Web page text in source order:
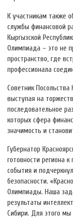
К участникам также
службы финансовой
Кыргызской
Олимпиада – это не
пространство, где
профессионала
Советник Посольства
выступая на
последовательное
которых сфера
значимость и
Губернатор
готовности региона
события и
безопасности.
Олимпиады. Наша
результаты
Сибири. Для этого